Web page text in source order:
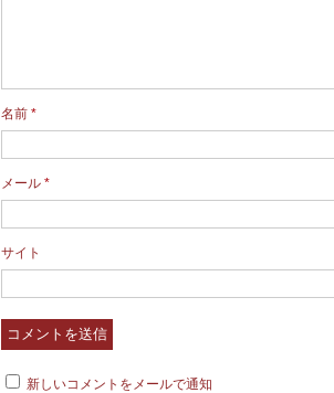
名前 *
メール *
サイト
新しいコメントをメールで通知